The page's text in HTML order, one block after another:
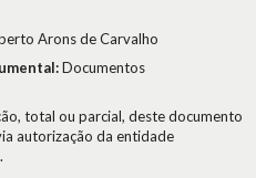
Arons de Carvalho
Documentos
total ou parcial, deste documento
autorização da entidade